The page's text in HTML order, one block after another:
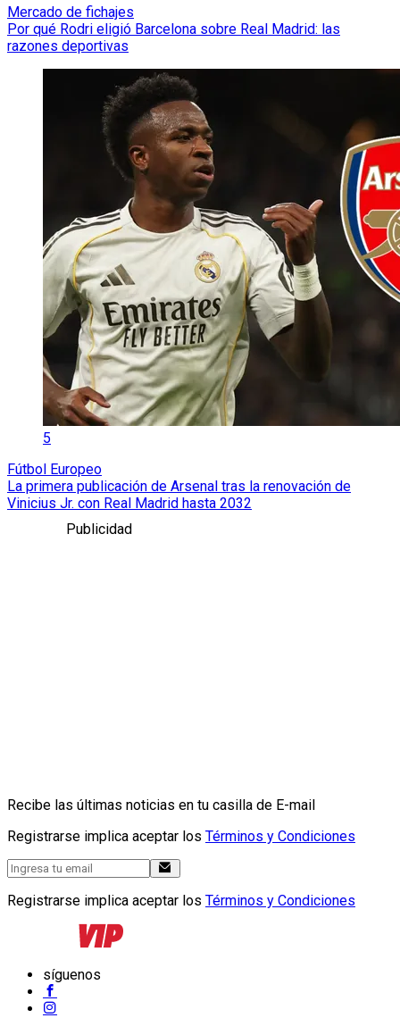
Mercado de fichajes
Por qué Rodri eligió Barcelona sobre Real Madrid: las
razones deportivas
5
Fútbol Europeo
La primera publicación de Arsenal tras la renovación de
Vinicius Jr. con Real Madrid hasta 2032
Publicidad
Recibe las últimas noticias en tu casilla de E-mail
Registrarse implica aceptar los Términos y Condiciones
Registrarse implica aceptar los Términos y Condiciones
síguenos